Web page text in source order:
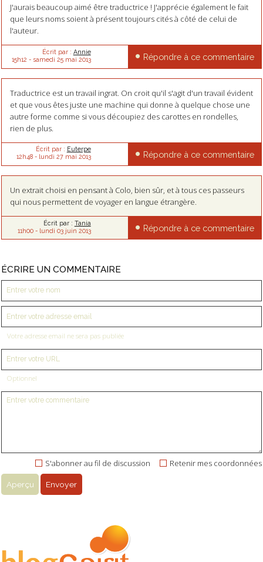
J'aurais beaucoup aimé être traductrice ! J'apprécie également le fait
que leurs noms soient à présent toujours cités à côté de celui de
l'auteur.
Écrit par : Annie
15h12 - samedi 25 mai 2013 Répondre à ce commentaire
Traductrice est un travail ingrat. On croit qu'il s'agit d'un travail évident
et que vous êtes juste une machine qui donne à quelque chose une
autre forme comme si vous découpiez des carottes en rondelles,
rien de plus.
Écrit par : Euterpe
12h48- lundi 27 mai 2013 Répondre à ce commentaire
Un extrait choisi en pensant à Colo, bien sûr, et à tous ces passeurs
qui nous permettent de voyager en langue étrangère.
Écrit par : Tania
11h00- lundi 03 juin 2013 Répondre à ce commentaire
ÉCRIRE UN COMMENTAIRE
Votre adresse email ne sera pas publiée
Optionnel
Retenir mes coordonnées
S'abonner au fil de discussion